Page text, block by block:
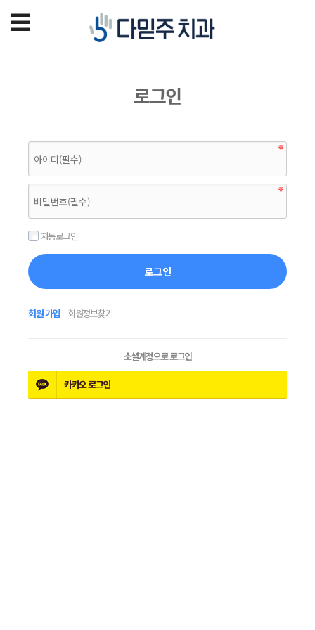
로그인
자동로그인
회원 가입 회원정보찾기
소셜계정으로 로그인
카카오로그인